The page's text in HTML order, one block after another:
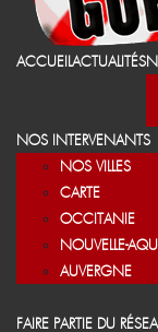
ACCUEILACTUALITÉS
NOS INTERVENANTS
NOS VILLES
CARTE
OCCITANIE
NOUVELLE-
AUVERGNE
FAIRE PARTIE DU